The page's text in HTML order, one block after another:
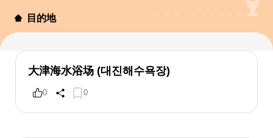
目的地
大津海水浴场 (대진해수욕장)
0 0